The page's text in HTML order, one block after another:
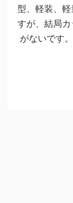
型、軽装、
すが、結局
がないです